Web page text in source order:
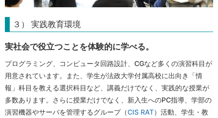
３） 実践教育環境
実社会で役立つことを体験的に学べる。
プログラミング、コンピュータ回路設計、CGなど多くの演習科目が
用意されています。また
学生が法政大学付属高校に出向き「情
報」科目を教える選択科目など、講義だけでなく、実践的な授業が
多数あります。さらに授業だけでなく、新入生へのPC指導、学部の
演習機器やサーバを管理するグループ（CIS RAT）活動、学生・教